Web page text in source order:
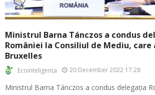
Ministrul Barna Tánczos a condus
României la Consiliul de Mediu, care
Bruxelles
Ecointeligența 20 December 2022 17:28
Ministrul Barna Tánczos a condus delegația